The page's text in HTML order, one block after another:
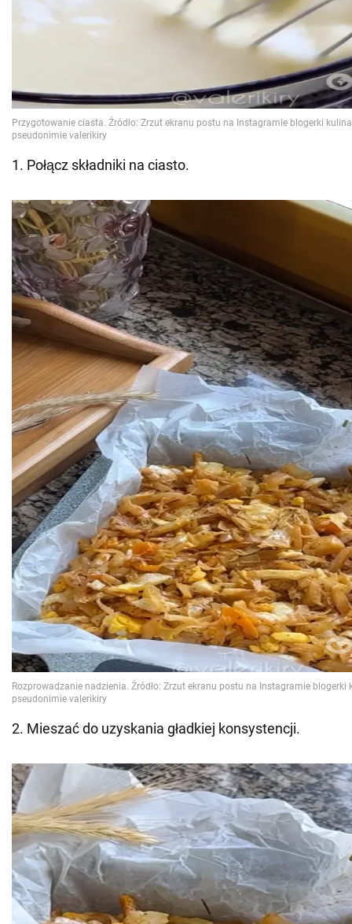
1. Połącz składniki na ciasto.
2. Mieszać do uzyskania gładkiej konsystencji.